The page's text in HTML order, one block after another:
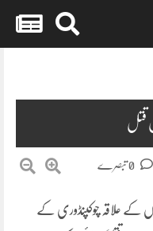
قتل
کے علاقہ چوکپنڈوری کے